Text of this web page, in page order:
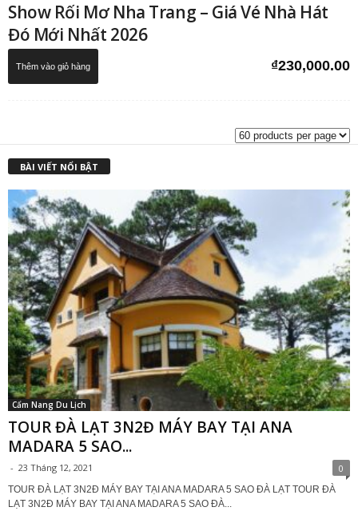
Show Rối Mơ Nha Trang – Giá Vé Nhà Hát
Đó Mới Nhất 2026
₫230,000.00
Thêm vào giỏ hàng
BÀI VIẾT NỔI BẬT
Cẩm Nang Du Lịch
TOUR ĐÀ LẠT 3N2Đ MÁY BAY TẠI ANA
MADARA 5 SAO...
- 23 Tháng 12, 2021 0
TOUR ĐÀ LẠT 3N2Đ MÁY BAY TẠI ANA MADARA 5 SAO ĐÀ LẠT TOUR ĐÀ
LẠT 3N2Đ MÁY BAY TẠI ANA MADARA 5 SAO ĐÀ...